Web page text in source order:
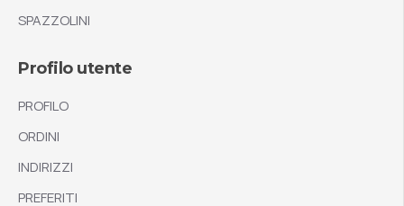
SPAZZOLINI
Profilo utente
PROFILO
ORDINI
INDIRIZZI
PREFERITI